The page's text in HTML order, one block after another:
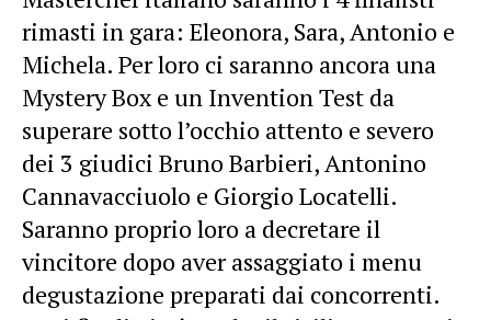
rimasti in gara: Eleonora, Sara, Antonio e
Michela. Per loro ci saranno ancora una
Mystery Box e un Invention Test da
superare sotto l’occhio attento e severo
dei 3 giudici Bruno Barbieri, Antonino
Cannavacciuolo e Giorgio Locatelli.
Saranno proprio loro a decretare il
vincitore dopo aver assaggiato i menu
degustazione preparati dai concorrenti.